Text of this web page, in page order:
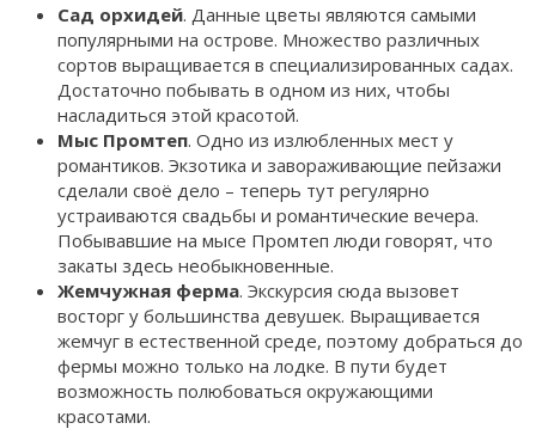
Сад орхидей. Данные цветы являются самыми
популярными на острове. Множество различных
сортов выращивается в специализированных садах.
Достаточно побывать в одном из них, чтобы
насладиться этой красотой.
Мыс Промтеп. Одно из излюбленных мест у
романтиков. Экзотика и завораживающие пейзажи
сделали своё дело – теперь тут регулярно
устраиваются свадьбы и романтические вечера.
Побывавшие на мысе Промтеп люди говорят, что
закаты здесь необыкновенные.
Жемчужная ферма. Экскурсия сюда вызовет
восторг у большинства девушек. Выращивается
жемчуг в естественной среде, поэтому добраться до
фермы можно только на лодке. В пути будет
возможность полюбоваться окружающими
красотами.